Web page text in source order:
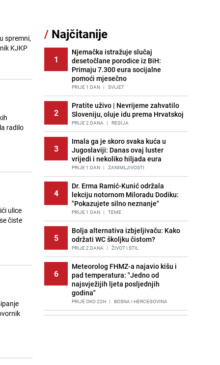
spremni,
KJKP
radilo
ulice
čiste
/ Najčitanije
1
Njemačka istražuje slučaj
desetočlane porodice iz BiH:
Primaju 7.300 eura socijalne
pomoći mjesečno
PRIJE 1 DAN | SVIJET
2
Pratite uživo | Nevrijeme zahvatilo
Sloveniju, oluje idu prema Hrvatskoj
PRIJE 2 DANA | REGIJA
3
Imala ga je skoro svaka kuća u
Jugoslaviji: Danas ovaj luster
vrijedi i nekoliko hiljada eura
PRIJE 1 DAN | ZANIMLJIVOSTI
4
Dr. Erma Ramić-Kunić održala
lekciju notornom Miloradu Dodiku:
"Pokazujete silno neznanje"
PRIJE 1 DAN | TEME
5
Bolja alternativa izbjeljivaču: Kako
održati WC školjku čistom?
PRIJE 2 DANA | ŽIVOT I STIL
6
Meteorolog FHMZ-a najavio kišu i
pad temperatura: "Jedno od
najsvježijih ljeta posljednjih
godina"
PRIJE OKO 22H | BOSNA I HERCEGOVINA